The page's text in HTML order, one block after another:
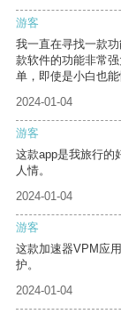
游客
我一直在寻找一款
款软件的功能非常
单，即使是小白也能
2024-01-04
游客
这款app是我旅行的
人情。
2024-01-04
游客
这款加速器VPM应
护。
2024-01-04